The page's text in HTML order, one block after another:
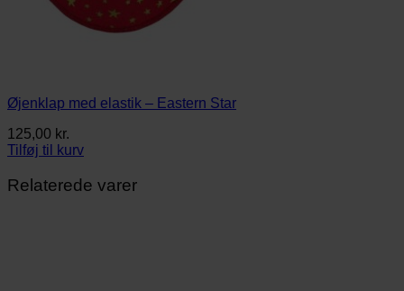
Øjenklap med elastik – Eastern Star
125,00 kr.
Tilføj til kurv
Relaterede varer